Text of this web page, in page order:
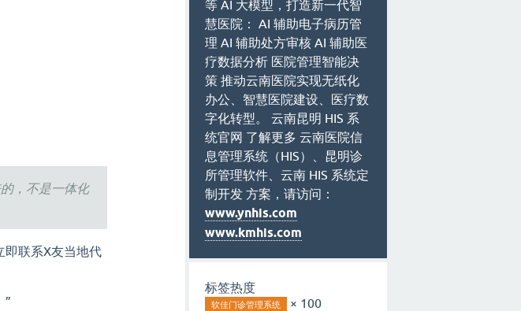
，不是一体化
即联系X友当地代
”
等 AI 大模型，打造新一代智
慧医院： AI 辅助电子病历管
理 AI 辅助处方审核 AI 辅助医
疗数据分析 医院管理智能决
策 推动云南医院实现无纸化
办公、智慧医院建设、医疗数
字化转型。 云南昆明 HIS 系
统官网 了解更多 云南医院信
息管理系统（HIS）、昆明诊
所管理软件、云南 HIS 系统定
制开发 方案，请访问：
www.ynhis.com
www.kmhis.com
标签热度
软佳门诊管理系统 × 100